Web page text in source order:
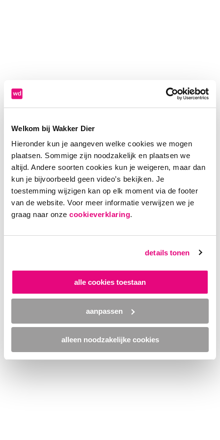
Welkom bij Wakker Dier
Hieronder kun je aangeven welke cookies we mogen
plaatsen. Sommige zijn noodzakelijk en plaatsen we
altijd. Andere soorten cookies kun je weigeren, maar dan
kun je bijvoorbeeld geen video’s bekijken. Je
toestemming wijzigen kan op elk moment via de footer
van de website. Voor meer informatie verwijzen we je
graag naar onze cookieverklaring.
details tonen
alle cookies toestaan
aanpassen
alleen noodzakelijke cookies
Application error: a client-side exception has occurred (see the